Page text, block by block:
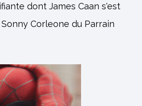
dont James Caan s'est
Corleone du Parrain